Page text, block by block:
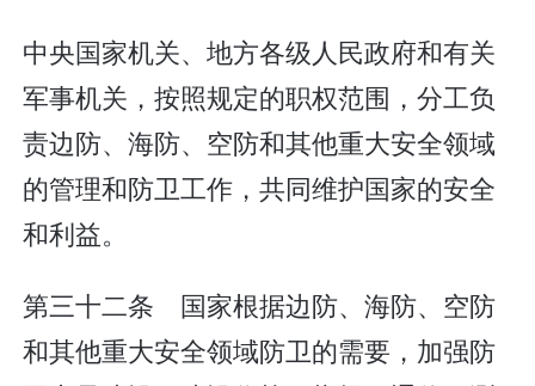
中央国家机关、地方各级人民政府和有关
军事机关，按照规定的职权范围，分工负
责边防、海防、空防和其他重大安全领域
的管理和防卫工作，共同维护国家的安全
和利益。
第三十二条 国家根据边防、海防、空防
和其他重大安全领域防卫的需要，加强防